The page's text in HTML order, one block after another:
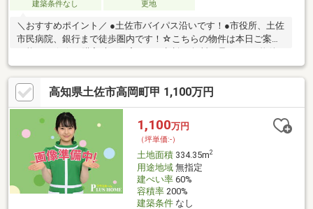
建築条件なし 更地
＼おすすめポイント／ ●土佐市バイパス沿いです！●市役所、土佐
市民病院、銀行まで徒歩圏内です！☆こちらの物件は本日ご案内
が気になったらお好きなタイミングでお気軽にお問い合わせくだ
さい！資料請求フォームからは24時間受付中☆ おうちと皆様のご
縁を結ぶことが私たちの使命です。 皆様にお会いできますこと
を、心よりお待ち申し上げております
高知県土佐市高岡町甲 1,100万円
1,100万円
（坪単価:-）
土地面積334.35m2
用途地域無指定
建ぺい率60%
容積率200%
建築条件なし